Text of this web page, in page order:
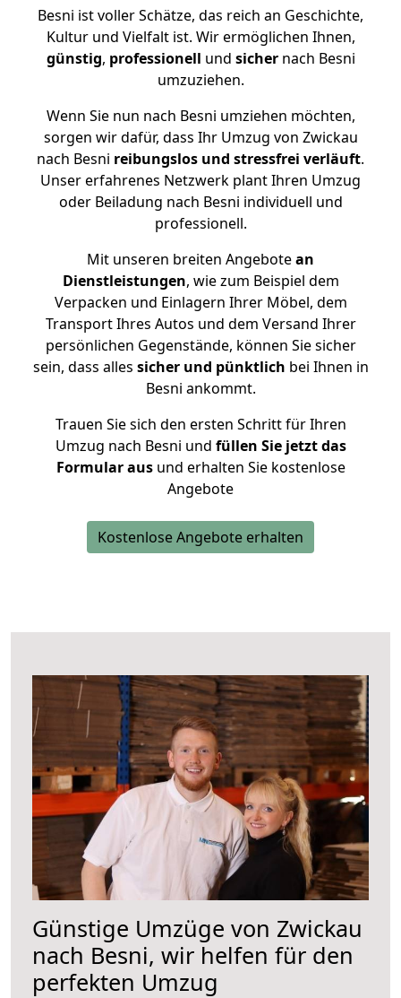
Besni ist voller Schätze, das reich an Geschichte,
Kultur und Vielfalt ist. Wir ermöglichen Ihnen,
günstig, professionell und sichernach Besni
umzuziehen.
Wenn Sie nun nach Besni umziehen möchten,
sorgen wir dafür, dass Ihr Umzug von Zwickau
nach Besni reibungslos und stressfrei verläuft.
Unser erfahrenes Netzwerk plant Ihren Umzug
oder Beiladung nach Besni individuell und
professionell.
Mit unseren breiten Angebotean
Dienstleistungen, wie zum Beispiel dem
Verpacken und Einlagern Ihrer Möbel, dem
Transport Ihres Autos und dem Versand Ihrer
persönlichen Gegenstände, können Sie sicher
sein, dass alles sicher und pünktlich bei Ihnen in
Besni ankommt.
Trauen Sie sich den ersten Schritt für Ihren
Umzug nach Besni und füllen Sie jetzt das
Formular ausund erhalten Sie kostenlose
Angebote
Kostenlose Angebote erhalten
Günstige Umzüge von Zwickau
nach Besni, wir helfen für den
perfekten Umzug